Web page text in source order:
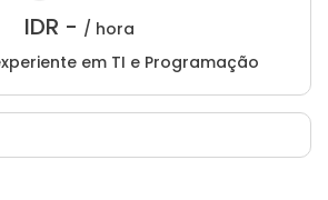
IDR - / hora
em TI e Programação